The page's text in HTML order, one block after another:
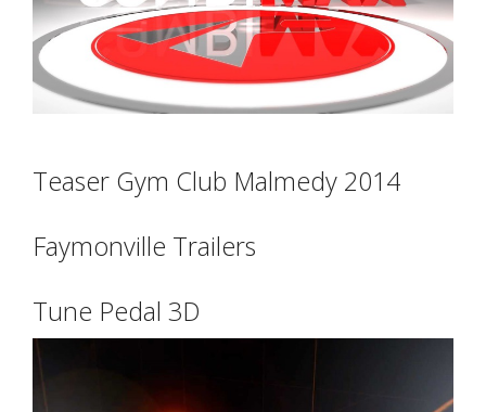
Teaser Gym Club Malmedy 2014
Faymonville Trailers
Tune Pedal 3D